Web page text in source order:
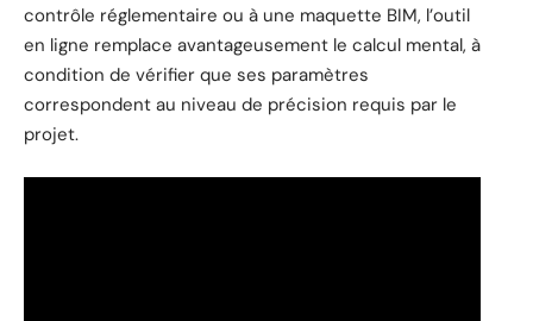
contrôle réglementaire ou à une maquette BIM, l’outil
en ligne remplace avantageusement le calcul mental, à
condition de vérifier que ses paramètres
correspondent au niveau de précision requis par le
projet.